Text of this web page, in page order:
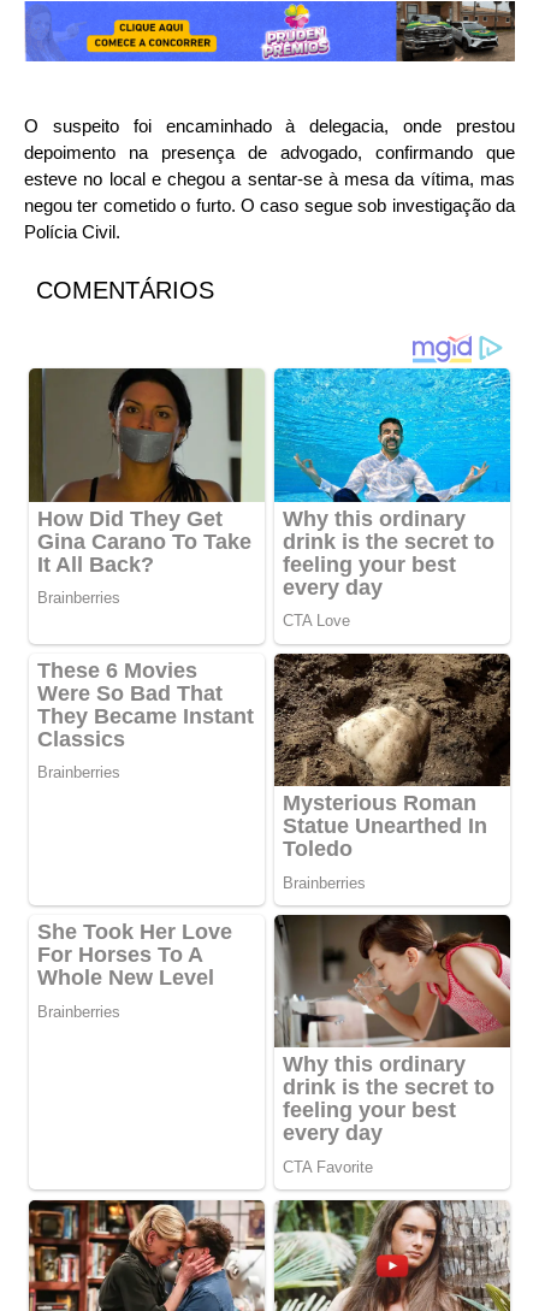
O suspeito foi encaminhado à delegacia, onde prestou
depoimento na presença de advogado, confirmando que
esteve no local e chegou a sentar-se à mesa da vítima, mas
negou ter cometido o furto. O caso segue sob investigação da
Polícia Civil.
COMENTÁRIOS